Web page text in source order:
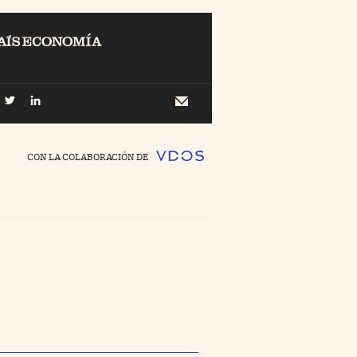
Pyme //foo
CON LA COLABORACIÓN DE